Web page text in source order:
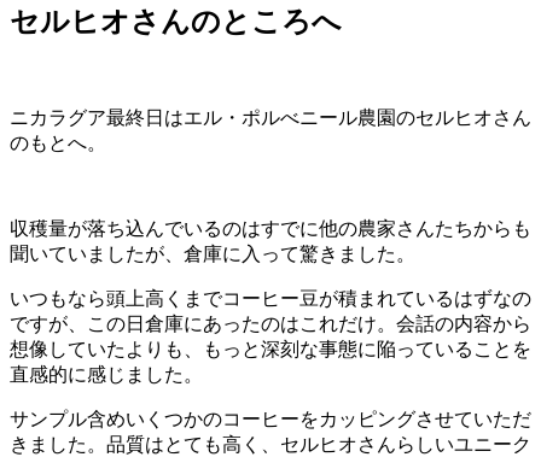
セルヒオさんのところへ
ニカラグア最終日はエル・ポルべニール農園のセルヒオさん
のもとへ。
収穫量が落ち込んでいるのはすでに他の農家さんたちからも
聞いていましたが、倉庫に入って驚きました。
いつもなら頭上高くまでコーヒー豆が積まれているはずなの
ですが、この日倉庫にあったのはこれだけ。会話の内容から
想像していたよりも、もっと深刻な事態に陥っていることを
直感的に感じました。
サンプル含めいくつかのコーヒーをカッピングさせていただ
きました。品質はとても高く、セルヒオさんらしいユニーク